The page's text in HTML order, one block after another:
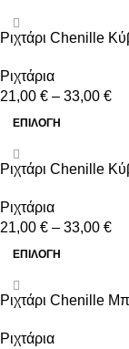
Ριχτάρι Chenille
Ριχτάρια
21,00 € – 33,00 €
ΕΠΙΛΟΓΉ
Ριχτάρι Chenille
Ριχτάρια
21,00 € – 33,00 €
ΕΠΙΛΟΓΉ
Ριχτάρι Chenille
Ριχτάρια